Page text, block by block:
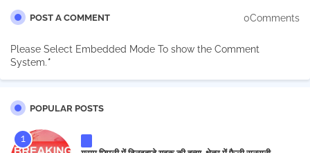
POST A COMMENT 0Comments
Please Select Embedded Mode To show the Comment
System.*
POPULAR POSTS